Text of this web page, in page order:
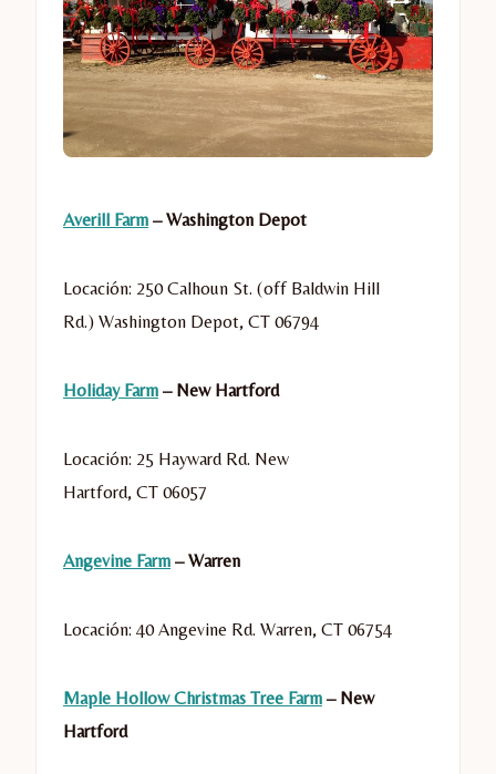
Averill Farm – Washington Depot
Locación: 250 Calhoun St. (off Baldwin Hill
Rd.) Washington Depot, CT 06794
Holiday Farm – New Hartford
Locación: 25 Hayward Rd. New
Hartford, CT 06057
Angevine Farm – Warren
Locación: 40 Angevine Rd. Warren, CT 06754
Maple Hollow Christmas Tree Farm – New
Hartford